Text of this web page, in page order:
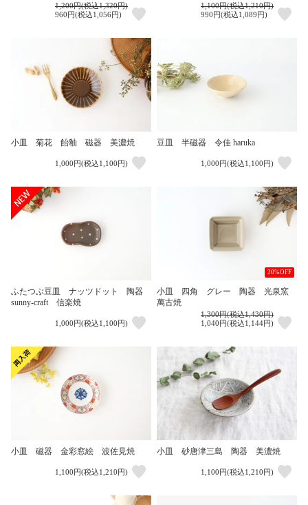
1,200円(税込1,320円)
960円(税込1,056円)
1,100円(税込1,210円)
990円(税込1,089円)
小皿 菊花 飴釉 磁器 美濃焼
1,000円(税込1,100円)
豆皿 半磁器 令佳 haruka
1,000円(税込1,100円)
ふたつぶ豆皿 ナッツドット 陶器
sunny-craft 信楽焼
1,000円(税込1,100円)
20%OFF
小皿 四角 グレー 陶器 光泉窯
萬古焼
1,300円(税込1,430円)
1,040円(税込1,144円)
小皿 磁器 金彩窓絵 波佐見焼
1,100円(税込1,210円)
小皿 砂唐津三島 陶器 美濃焼
1,100円(税込1,210円)